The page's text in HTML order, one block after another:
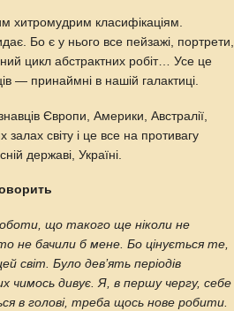
хитромудрим класифiкацiям.
Бо є у нього все пейзажi, портрети,
цикл абстрактних робiт… Усе це
— принаймнi в нашiй галактицi.
Європи, Америки, Австралії,
світу і це все на противагу
державі, Україні.
що такого ще ніколи не
не бачили б мене. Бо цінується те,
світ. Було дев’ять періодів
чимось дивує. Я, в першу чергу, себе
в голові, треба щось нове робити.